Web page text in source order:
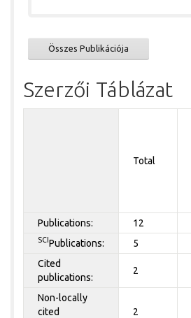
Összes Publikációja
Szerzői Táblázat
Total
Publications: 12
SCI Publications: 5
Cited
publications:
2
Non-locally
cited
2